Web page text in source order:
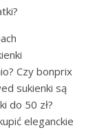
Czy bonprix
sukienki są
do 50 zł?
eleganckie